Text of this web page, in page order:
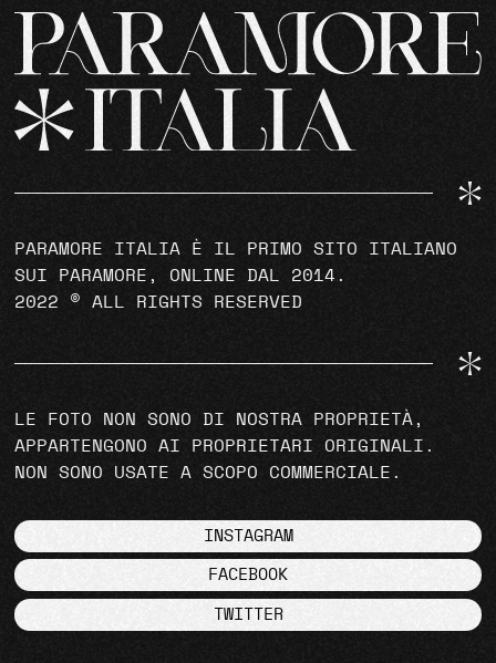
PARAMORE ITALIA È IL PRIMO SITO ITALIANO
SUI PARAMORE, ONLINE DAL 2014.
2022 © ALL RIGHTS RESERVED
LE FOTO NON SONO DI NOSTRA PROPRIETÀ,
APPARTENGONO AI PROPRIETARI ORIGINALI.
NON SONO USATE A SCOPO COMMERCIALE.
INSTAGRAM
FACEBOOK
TWITTER